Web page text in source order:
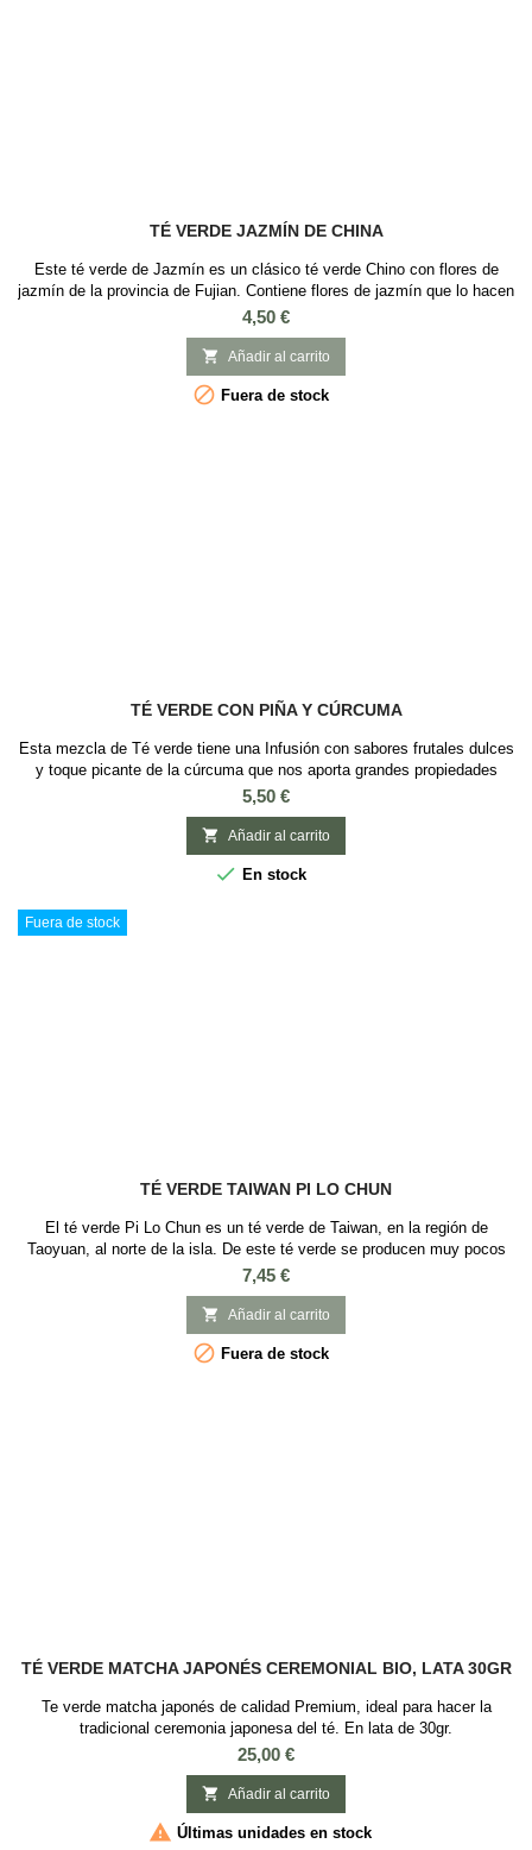
TÉ VERDE JAZMÍN DE CHINA
Este té verde de Jazmín es un clásico té verde Chino con flores de
jazmín de la provincia de Fujian. Contiene flores de jazmín que lo hacen
una delicia para los ojos y para el paladar. Un Té con un fantástico
aroma sutil que lo convierten en un té muy conocido. El aroma a
Jazmín de este té verde tiene efecto calmante ayudando a aliviar la
ansiedad y...
Precio
4,50 €
 Añadir al carrito
 Fuera de stock
TÉ VERDE CON PIÑA Y CÚRCUMA
Esta mezcla de Té verde tiene una Infusión con sabores frutales dulces
y toque picante de la cúrcuma que nos aporta grandes propiedades
antiinflamatorias y antioxidantes y efectos diuréticos. Sabor: Piña y
CúrcumaIngredientes: Té verde, piña, cúrcuma, flores de té y aroma
natural
Precio
5,50 €
 Añadir al carrito
 En stock
Fuera de stock
TÉ VERDE TAIWAN PI LO CHUN
El té verde Pi Lo Chun es un té verde de Taiwan, en la región de
Taoyuan, al norte de la isla. De este té verde se producen muy pocos
kilos al año y por esto es un té muy buscado en todo el mundo. Es
conocido como "Caracoles de Jade de Primavera" o "Espirales de
Jade", y es uno de los mejores tés de Taiwan. Un té que destaca por su
alta calidad, con...
Precio
7,45 €
 Añadir al carrito
 Fuera de stock
TÉ VERDE MATCHA JAPONÉS CEREMONIAL BIO, LATA 30GR
Te verde matcha japonés de calidad Premium, ideal para hacer la
tradicional ceremonia japonesa del té. En lata de 30gr.
Precio
25,00 €
 Añadir al carrito
 Últimas unidades en stock